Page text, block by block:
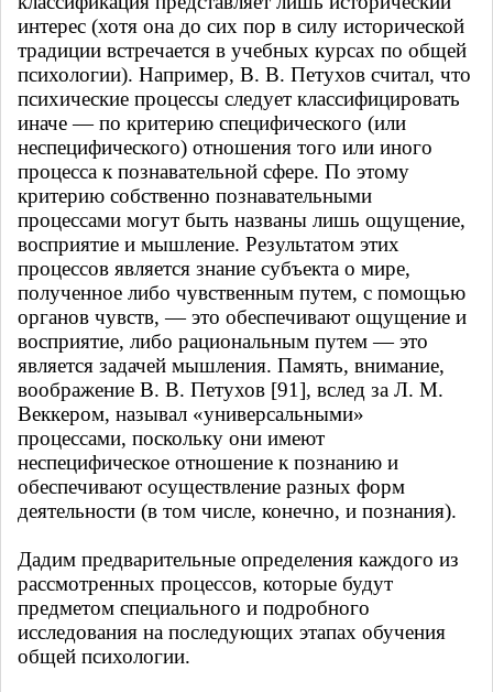
интерес (хотя она до сих пор в силу исторической
традиции встречается в учебных курсах по общей
психологии). Например, В. В. Петухов считал, что
психические процессы следует классифицировать
иначе — по критерию специфического (или
неспецифического) отношения того или иного
процесса к познавательной сфере. По этому
критерию собственно познавательными
процессами могут быть названы лишь ощущение,
восприятие и мышление. Результатом этих
процессов является знание субъекта о мире,
полученное либо чувственным путем, с помощью
органов чувств, — это обеспечивают ощущение и
восприятие, либо рациональным путем — это
является задачей мышления. Память, внимание,
воображение В. В. Петухов [91], вслед за Л. М.
Веккером, называл «универсальными»
процессами, поскольку они имеют
неспецифическое отношение к познанию и
обеспечивают осуществление разных форм
деятельности (в том числе, конечно, и познания).
Дадим предварительные определения каждого из
рассмотренных процессов, которые будут
предметом специального и подробного
исследования на последующих этапах обучения
общей психологии.